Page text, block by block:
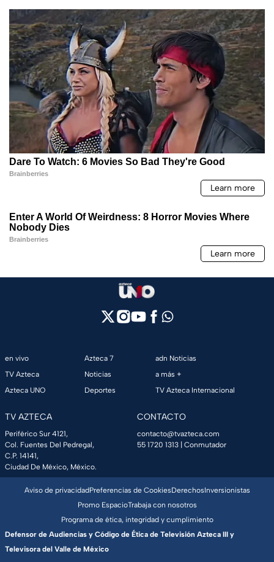
en vivo
TV Azteca
Azteca UNO
Azteca 7
Noticias
Deportes
adn Noticias
a más +
TV Azteca Internacional
TV AZTECA
Periférico Sur 4121,
Col. Fuentes Del Pedregal,
C.P. 14141,
Ciudad De México, México.
CONTACTO
contacto@tvazteca.com
55 1720 1313 | Conmutador
Aviso de privacidadPreferencias de CookiesDerechosInversionistas
Promo EspacioTrabaja con nosotros
Programa de ética, integridad y cumplimiento
Defensor de Audiencias y Código de Ética de Televisión Azteca III y
Televisora del Valle de México